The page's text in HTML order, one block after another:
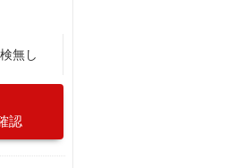
無し
認